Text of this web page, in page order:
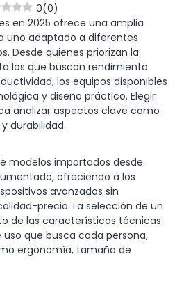
0(0)
en 2025 ofrece una amplia
uno adaptado a diferentes
Desde quienes priorizan la
los que buscan rendimiento
los equipos disponibles
y diseño práctico. Elegir
analizar aspectos clave como
durabilidad.
modelos importados desde
ofreciendo a los
avanzados sin
precio. La selección de un
de las características técnicas
que busca cada persona,
ergonomía, tamaño de